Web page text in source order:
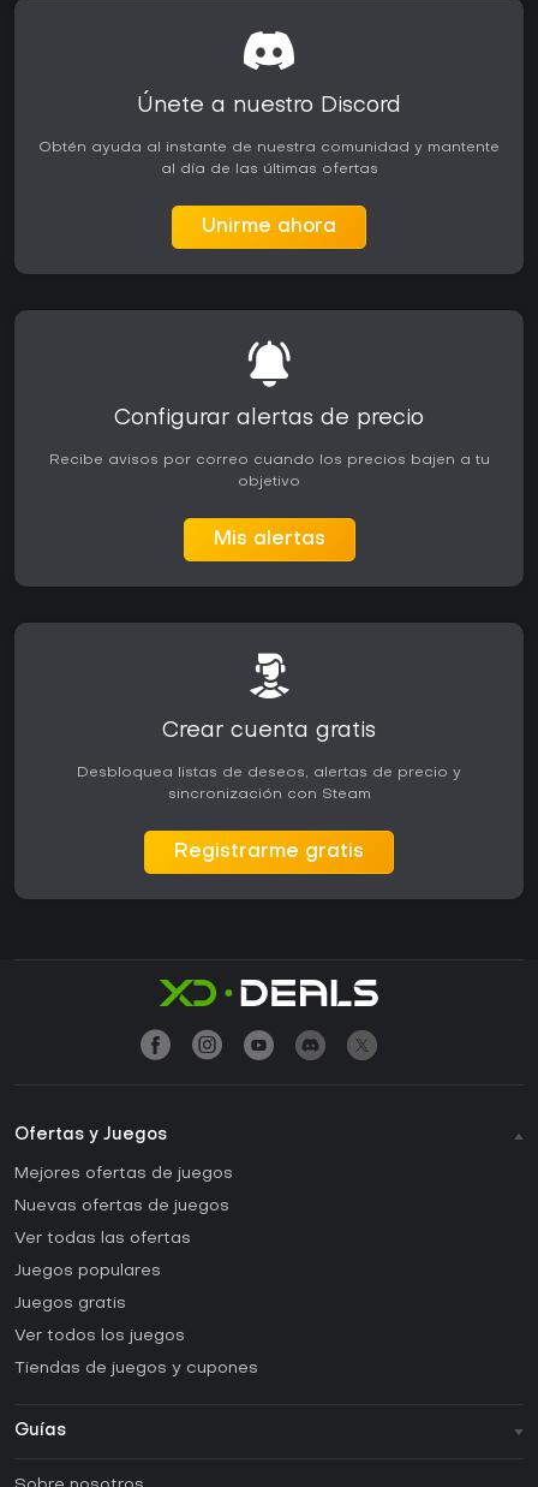
Únete a nuestro Discord
Obtén ayuda al instante de nuestra comunidad y mantente
al día de las últimas ofertas
Unirme ahora
Configurar alertas de precio
Recibe avisos por correo cuando los precios bajen a tu
objetivo
Mis alertas
Crear cuenta gratis
Desbloquea listas de deseos, alertas de precio y
sincronización con Steam
Registrarme gratis
Ofertas y Juegos
Mejores ofertas de juegos
Nuevas ofertas de juegos
Ver todas las ofertas
Juegos populares
Juegos gratis
Ver todos los juegos
Tiendas de juegos y cupones
Guías